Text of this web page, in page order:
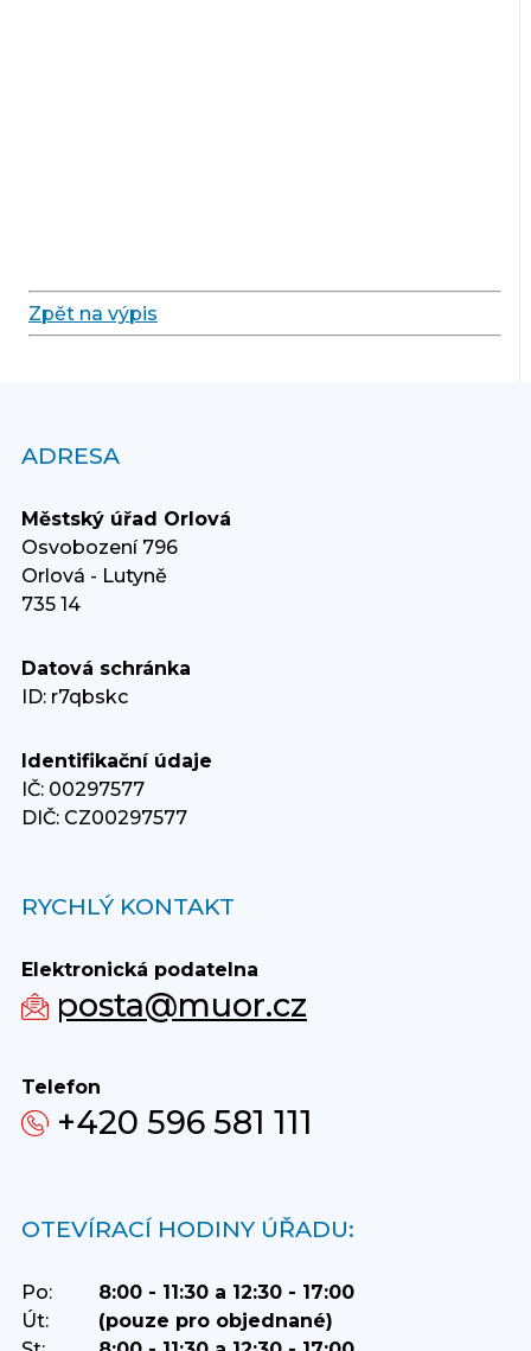
Zpět na výpis
ADRESA
Městský úřad Orlová
Osvobození 796
Orlová - Lutyně
735 14
Datová schránka
ID: r7qbskc
Identifikační údaje
IČ: 00297577
DIČ: CZ00297577
RYCHLÝ KONTAKT
Elektronická podatelna
posta@muor.cz
Telefon
+420 596 581 111
OTEVÍRACÍ HODINY ÚŘADU:
Po:
8:00 - 11:30 a 12:30 - 17:00
Út:
(pouze pro objednané)